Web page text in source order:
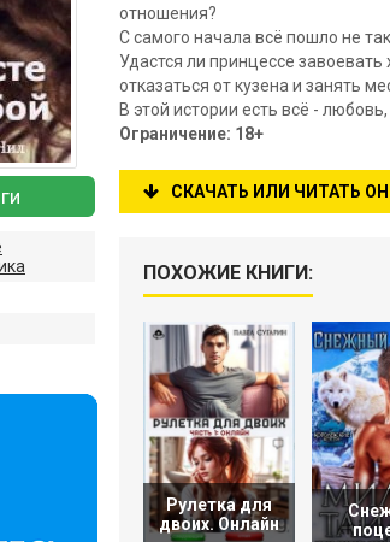
отношения?
С самого начала всё пошло не
Удастся ли принцессе
отказаться от кузена и занять
В этой истории есть всё -
Ограничение: 18+
СКАЧАТЬ ИЛИ ЧИТАТЬ
ПОХОЖИЕ КНИГИ:
Рулетка для
двоих. Онлайн